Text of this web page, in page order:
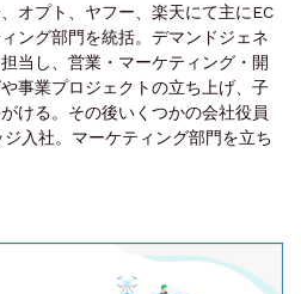
オプト、ヤフー、楽天にて主にEC
ング部門を統括。デマンドジェネ
当し、営業・マーケティング・開
事業プロジェクトの立ち上げ、子
ける。その後いくつかの会社役員
入社。マーケティング部門を立ち